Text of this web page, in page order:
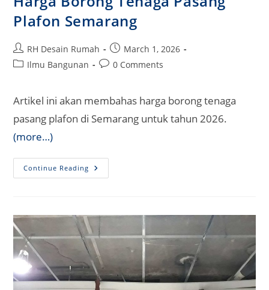
Plafon Semarang
Post
author:
RH Desain Rumah
Post
published:
March 1, 2026
PostIlmu Bangunan
Post0 Comments
Artikel ini akan membahas harga borong tenaga
pasang plafon di Semarang untuk tahun 2026.
(more…)
Continue Reading Harga
Borong